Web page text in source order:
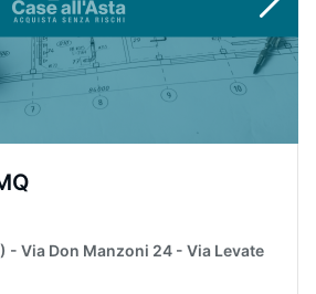
- Via Don Manzoni 24 - Via Levate